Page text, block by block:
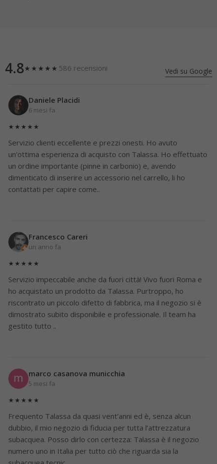
4.8★★★★★ 586 recensioni Vedi su Google
Daniele Placidi
6 mesi fa
★★★★★
Servizio clienti eccellente e prezzi onesti. Ho avuto
un'ottima esperienza di acquisto con Talassa. Ho effettuato
un ordine importante (pinne in carbonio) e, avendo
dimenticato di inserire un accessorio nel carrello, li ho
contattati per capire come..
Francesco Careri
un anno fa
★★★★★
Servizio impeccabile anche da fuori città! Vivo fuori Roma e
ho acquistato un prodotto da Talassa. Purtroppo, ho
riscontrato un piccolo difetto di fabbrica, ma il negozio si è
dimostrato subito disponibile e professionale. Il team ha
gestito tutto ..
marco casanova municchia
5 mesi fa
★★★★★
Frequento Talassa da quasi vent’anni ed è, senza alcun
dubbio, il mio negozio di fiducia per tutta l’attrezzatura
subacquea. Posso dirlo con certezza: Talassa è il negozio
numero uno in Italia per tutto ciò che riguarda sia la